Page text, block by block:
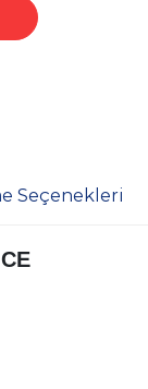
Seçenekleri